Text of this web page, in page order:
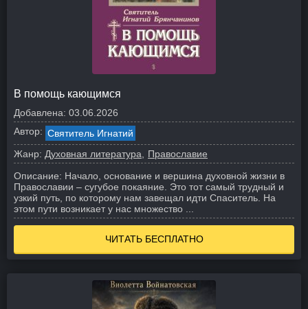
В помощь кающимся
Добавлена: 03.06.2026
Автор: Святитель Игнатий
Жанр: Духовная литература
Православие
Описание: Начало, основание и вершина духовной жизни в
Православии – сугубое покаяние. Это тот самый трудный и
узкий путь, по которому нам завещал идти Спаситель. На
этом пути возникает у нас множество ...
ЧИТАТЬ БЕСПЛАТНО